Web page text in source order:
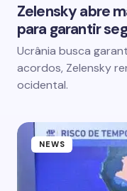
Zelensky abre
para garantir
Ucrânia busca
acordos, Zelensky
ocidental.
NEWS